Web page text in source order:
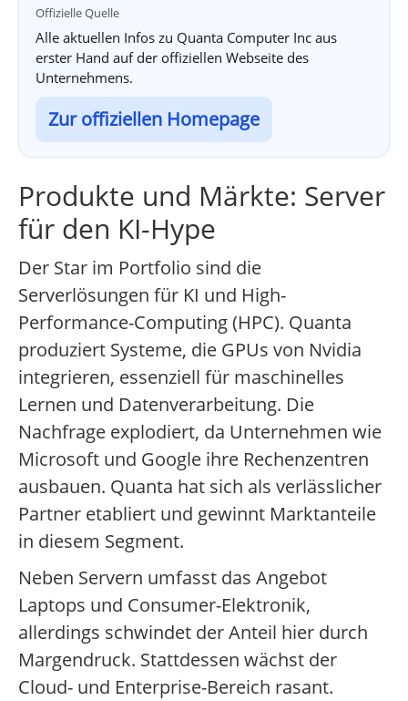
Offizielle Quelle
Alle aktuellen Infos zu Quanta Computer Inc aus
erster Hand auf der offiziellen Webseite des
Unternehmens.
Zur offiziellen Homepage
Produkte und Märkte: Server
für den KI-Hype
Der Star im Portfolio sind die
Serverlösungen für KI und High-
Performance-Computing (HPC). Quanta
produziert Systeme, die GPUs von Nvidia
integrieren, essenziell für maschinelles
Lernen und Datenverarbeitung. Die
Nachfrage explodiert, da Unternehmen wie
Microsoft und Google ihre Rechenzentren
ausbauen. Quanta hat sich als verlässlicher
Partner etabliert und gewinnt Marktanteile
in diesem Segment.
Neben Servern umfasst das Angebot
Laptops und Consumer-Elektronik,
allerdings schwindet der Anteil hier durch
Margendruck. Stattdessen wächst der
Cloud- und Enterprise-Bereich rasant.